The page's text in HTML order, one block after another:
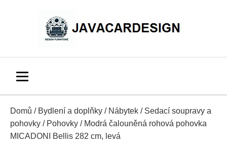
Domů / Bydlení a doplňky / Nábytek / Sedací soupravy a
pohovky / Pohovky / Modrá čalouněná rohová pohovka
MICADONI Bellis 282 cm, levá